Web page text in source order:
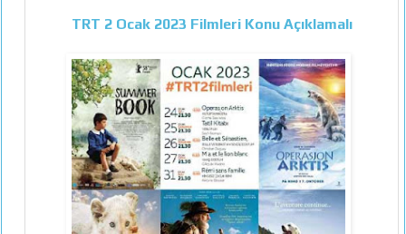
TRT 2 Ocak 2023 Filmleri Konu Açıklamalı